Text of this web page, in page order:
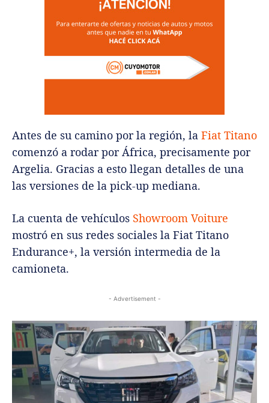
Antes de su camino por la región, la Fiat Titano
comenzó a rodar por África, precisamente por
Argelia. Gracias a esto llegan detalles de una
las versiones de la pick-up mediana.
La cuenta de vehículos Showroom Voiture
mostró en sus redes sociales la Fiat Titano
Endurance+, la versión intermedia de la
camioneta.
- Advertisement -